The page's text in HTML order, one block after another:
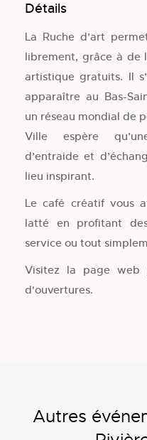
Détails
La Ruche d’art
librement, grâce à de
artistique gratuits. Il
apparaître au Bas-
un réseau mondial de
Ville espère
d’entraide et
lieu inspirant.
Le café créatif vous
latté en profitant
service ou tout
Visitez la page web
d'ouvertures.
Autres